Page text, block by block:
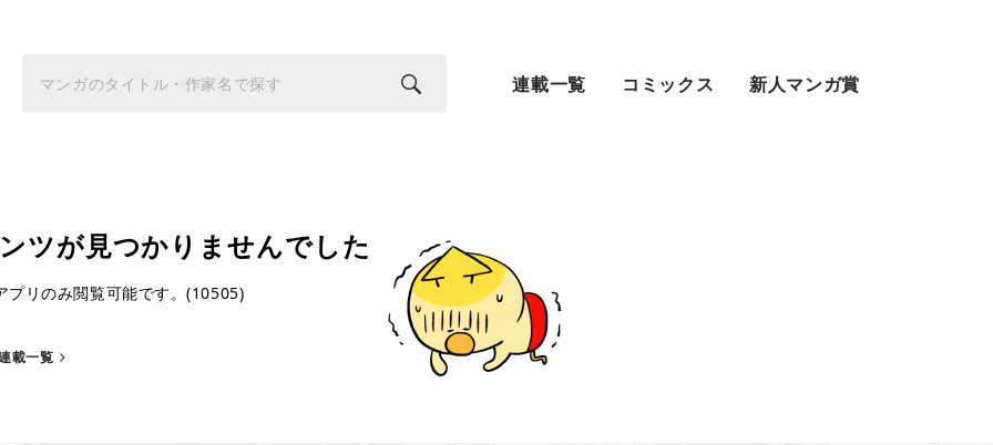
連載一覧 コミックス 新人マンガ賞
ツが見つかりませんでした
プリのみ閲覧可能です。(10505)
載一覧